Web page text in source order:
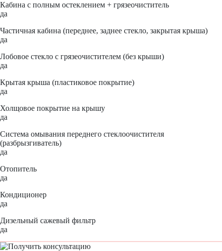
Кабина с полным остеклением + грязеочиститель
да
Частичная кабина (переднее, заднее стекло, закрытая крыша)
да
Лобовое стекло с грязеочистителем (без крыши)
да
Крытая крыша (пластиковое покрытие)
да
Холщовое покрытие на крышу
да
Система омывания переднего стеклоочистителя
(разбрызгиватель)
да
Отопитель
да
Кондиционер
да
Дизельный сажевый фильтр
да